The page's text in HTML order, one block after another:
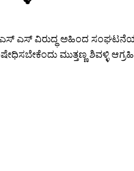
ಎಸ್ ವಿರುದ್ಧ ಅಹಿಂದ ಸಂಘಟನೆಯ
ಮುತ್ತಣ್ಣ ಶಿವಳ್ಳಿ